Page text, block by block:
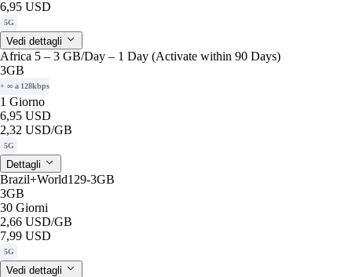
6,95 USD
5G
Vedi dettagli
Africa 5 – 3 GB/Day – 1 Day (Activate within 90 Days)
3GB
+ ∞ a 128kbps
1 Giorno
6,95 USD
2,32 USD/GB
5G
Dettagli
Brazil+World129-3GB
3GB
30 Giorni
2,66 USD/GB
7,99 USD
5G
Vedi dettagli